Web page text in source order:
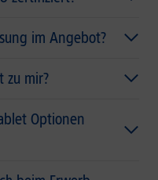
im Angebot?
zu mir?
Optionen